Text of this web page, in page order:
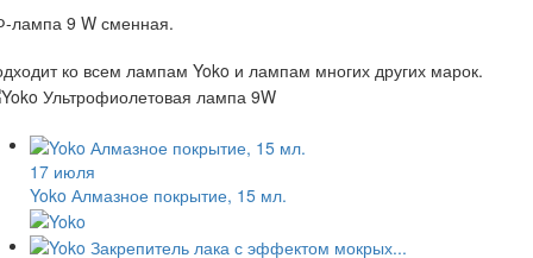
лампа 9 W сменная.
ко всем лампам Yoko и лампам многих других марок.
17 июля
Yoko Алмазное покрытие, 15 мл.